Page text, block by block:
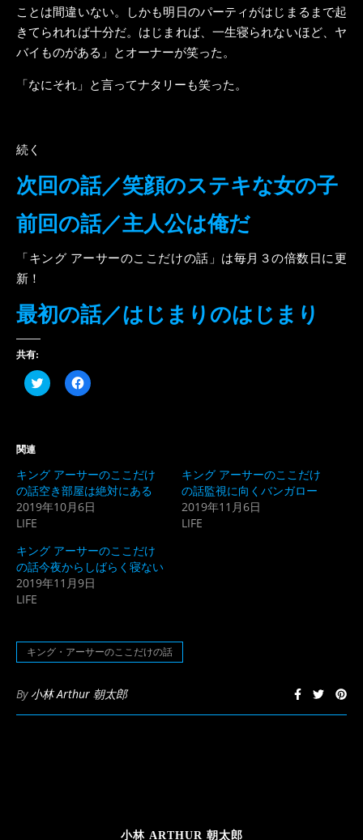
ことは間違いない。しかも明日のパーティがはじまるまで起
きてられれば十分だ。はじまれば、一生寝られないほど、ヤ
バイものがある」とオーナーが笑った。
「なにそれ」と言ってナタリーも笑った。
続く
次回の話／笑顔のステキな女の子
前回の話／主人公は俺だ
「キング アーサーのここだけの話」は毎月３の倍数日に更
新！
最初の話／はじまりのはじまり
共有:
ク
リ
有
(新
し
い
ウ
ド
ウ
で
開
き
Facebook
で
リ
ッ
ク
し
て
さ
い
(新
し
い
ウ
で
開
す)
関連
キング アーサーのここだけ
の話空き部屋は絶対にある
2019年10月6日
LIFE
キング アーサーのここだけ
の話監視に向くバンガロー
2019年11月6日
LIFE
キング アーサーのここだけ
の話今夜からしばらく寝ない
2019年11月9日
LIFE
キング・アーサーのここだけの話
By 小林 Arthur 朝太郎
小林 ARTHUR 朝太郎